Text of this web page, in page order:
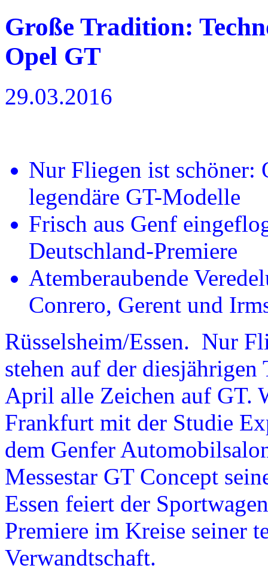
Große Tradition:
Opel GT
29.03.2016
Nur Fliegen ist schöner:
legendäre GT-Modelle
Frisch aus Genf
Deutschland-Premiere
Atemberaubende
Conrero, Gerent und
Rüsselsheim/Essen. Nur
stehen auf der
April alle Zeichen auf GT.
Frankfurt mit der Studie
dem Genfer
Messestar GT Concept
Essen feiert der
Premiere im Kreise seiner
Verwandtschaft.